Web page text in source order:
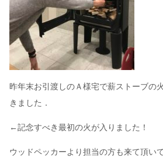
昨年末お引渡しのＡ様宅で薪ストーブの
きました．
←記念すべき最初の火が入りました！
ウッドペッカーより担当の方も来て頂い